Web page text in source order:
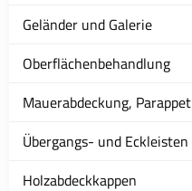
Geländer und Galerie
Oberflächenbehandlung
Mauerabdeckung, Parappet
Übergangs- und Eckleisten
Holzabdeckkappen